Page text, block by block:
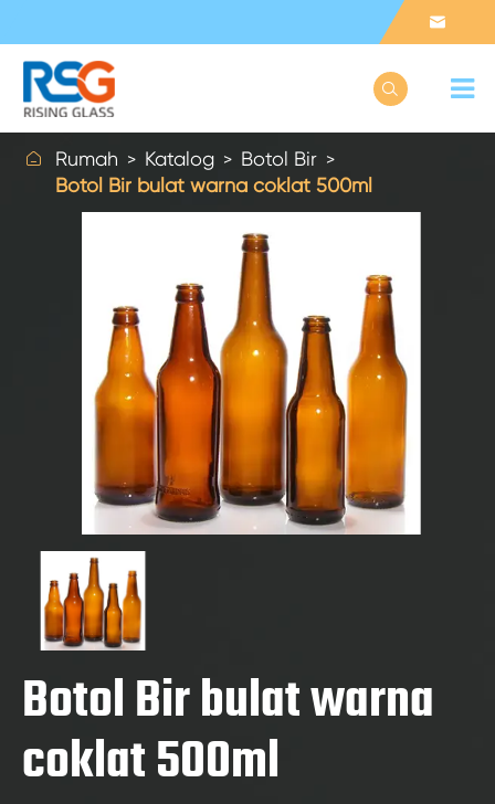


 Rumah Katalog
Botol Bir
Botol Bir bulat warna coklat 500ml
Botol Bir bulat warna
coklat 500ml